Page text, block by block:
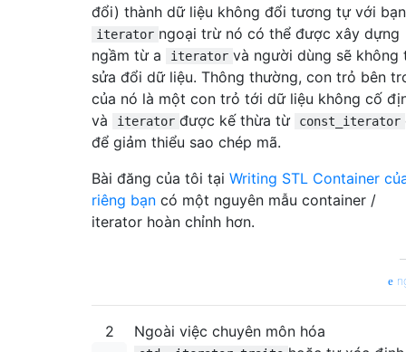
đổi) thành dữ liệu không đổi tương tự với bạn
iterator ngoại trừ nó có thể được xây dựng
ngầm từ a
iterator và người dùng sẽ không
sửa đổi dữ liệu. Thông thường, con trỏ bên
của nó là một con trỏ tới dữ liệu không cố
và
iterator được kế thừa từ const_iterator
để giảm thiểu sao chép mã.
Bài đăng của tôi tại Writing STL Container
riêng bạn có một nguyên mẫu container /
iterator hoàn chỉnh hơn.
2 Ngoài việc chuyên môn hóa